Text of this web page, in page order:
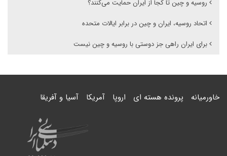
روسیه و چین تا کجا از ایران حمایت می‌کنند؟
اتحاد روسیه، ایران و چین در برابر ایالات متحده
برای ایران راهی جز دوستی با روسیه و چین نیست
خاورمیانه پرونده هسته ای اروپا آمریکا آسیا و آفریقا